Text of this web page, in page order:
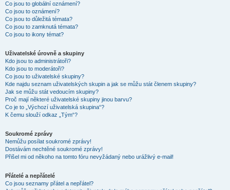
Co jsou to globální oznámení?
Co jsou to oznámení?
Co jsou to důležitá témata?
Co jsou to zamknutá témata?
Co jsou to ikony témat?
Uživatelské úrovně a skupiny
Kdo jsou to administrátoři?
Kdo jsou to moderátoři?
Co jsou to uživatelské skupiny?
Kde najdu seznam uživatelských skupin a jak se můžu stát členem skupiny?
Jak se můžu stát vedoucím skupiny?
Proč mají některé uživatelské skupiny jinou barvu?
Co je to „Výchozí uživatelská skupina“?
K čemu slouží odkaz „Tým“?
Soukromé zprávy
Nemůžu posílat soukromé zprávy!
Dostávám nechtěné soukromé zprávy!
Přišel mi od někoho na tomto fóru nevyžádaný nebo urážlivý e-mail!
Přátelé a nepřátelé
Co jsou seznamy přátel a nepřátel?